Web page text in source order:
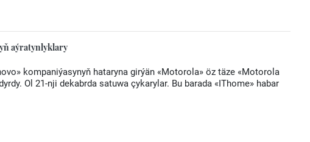
aýratynlyklary
kompaniýasynyň hataryna girýän «Motorola» öz täze «Motorola
Ol 21-nji dekabrda satuwa çykarylar. Bu barada «IThome» habar